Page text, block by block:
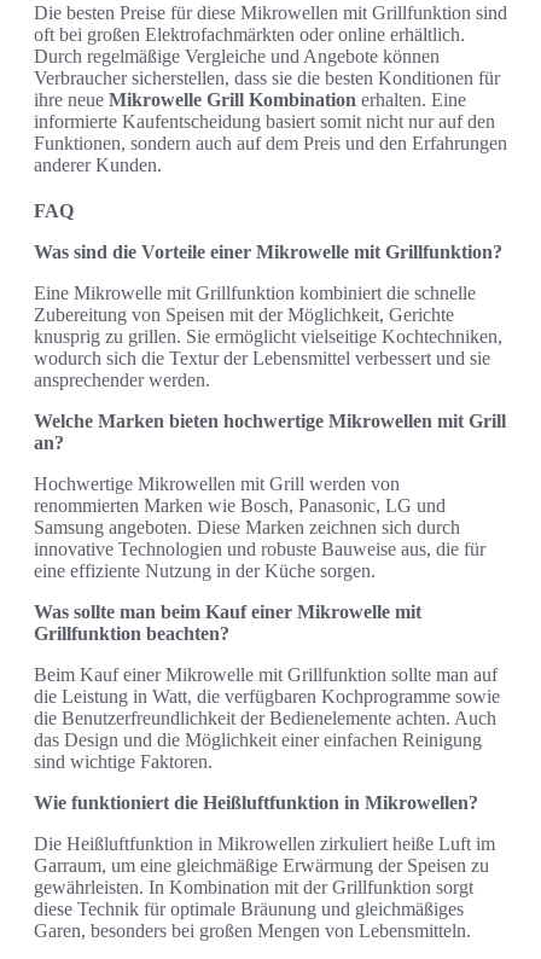
Die besten Preise für diese Mikrowellen mit Grillfunktion sind
oft bei großen Elektrofachmärkten oder online erhältlich.
Durch regelmäßige Vergleiche und Angebote können
Verbraucher sicherstellen, dass sie die besten Konditionen für
ihre neue Mikrowelle Grill Kombination erhalten. Eine
informierte Kaufentscheidung basiert somit nicht nur auf den
Funktionen, sondern auch auf dem Preis und den Erfahrungen
anderer Kunden.
FAQ
Was sind die Vorteile einer Mikrowelle mit Grillfunktion?
Eine Mikrowelle mit Grillfunktion kombiniert die schnelle
Zubereitung von Speisen mit der Möglichkeit, Gerichte
knusprig zu grillen. Sie ermöglicht vielseitige Kochtechniken,
wodurch sich die Textur der Lebensmittel verbessert und sie
ansprechender werden.
Welche Marken bieten hochwertige Mikrowellen mit Grill
an?
Hochwertige Mikrowellen mit Grill werden von
renommierten Marken wie Bosch, Panasonic, LG und
Samsung angeboten. Diese Marken zeichnen sich durch
innovative Technologien und robuste Bauweise aus, die für
eine effiziente Nutzung in der Küche sorgen.
Was sollte man beim Kauf einer Mikrowelle mit
Grillfunktion beachten?
Beim Kauf einer Mikrowelle mit Grillfunktion sollte man auf
die Leistung in Watt, die verfügbaren Kochprogramme sowie
die Benutzerfreundlichkeit der Bedienelemente achten. Auch
das Design und die Möglichkeit einer einfachen Reinigung
sind wichtige Faktoren.
Wie funktioniert die Heißluftfunktion in Mikrowellen?
Die Heißluftfunktion in Mikrowellen zirkuliert heiße Luft im
Garraum, um eine gleichmäßige Erwärmung der Speisen zu
gewährleisten. In Kombination mit der Grillfunktion sorgt
diese Technik für optimale Bräunung und gleichmäßiges
Garen, besonders bei großen Mengen von Lebensmitteln.